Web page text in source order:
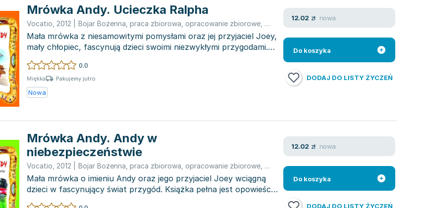
Mrówka Andy. Ucieczka Ralpha
Vocatio 2012 Bojar Bożenna praca zbiorowa opracowanie zbiorowe Gerald O'Nan
Mała mrówka z niesamowitymi pomysłami oraz jej przyjaciel Joey,
mały chłopiec, fascynują dzieci swoimi niezwykłymi przygodami.
Ta...
0.0
Miękka Pakujemy jutro
Nowa
12.02 zł nowa
Do koszyka
DODAJ DO LISTY ŻYCZEŃ
Mrówka Andy. Andy w
niebezpieczeństwie
Vocatio 2012 Bojar Bożenna praca zbiorowa opracowanie zbiorowe Gerald O'Nan
Mała mrówka o imieniu Andy oraz jego przyjaciel Joey wciągną
dzieci w fascynujący świat przygód. Książka pełna jest opowieści,
któ...
12.02 zł nowa
Do koszyka
DODAJ DO LISTY ŻYCZEŃ